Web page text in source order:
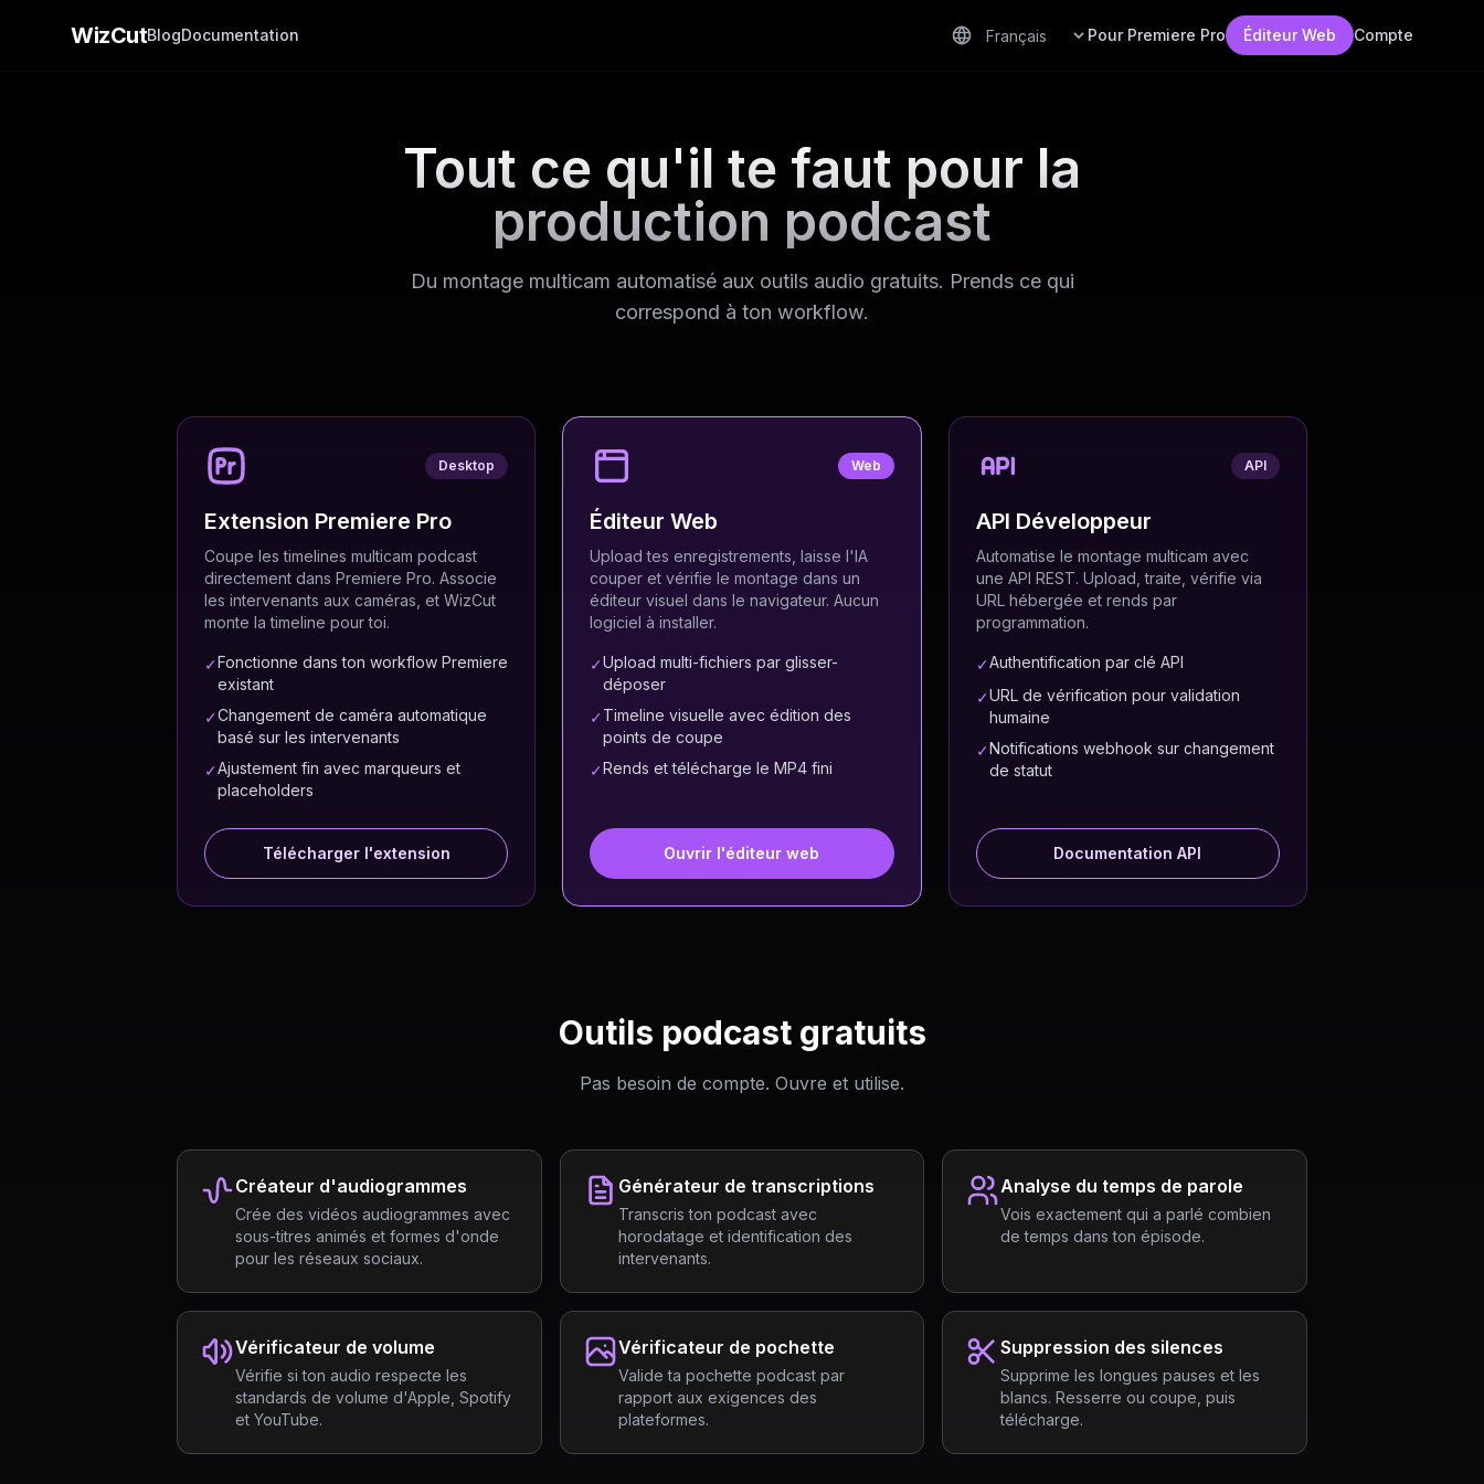
WizCutBlogDocumentation Pour Premiere Pro Éditeur Web Compte
Tout ce qu'il te faut pour la
production podcast
Du montage multicam automatisé aux outils audio gratuits. Prends ce qui
correspond à ton workflow.
Desktop
Extension Premiere Pro
Coupe les timelines multicam podcast
directement dans Premiere Pro. Associe
les intervenants aux caméras, et WizCut
monte la timeline pour toi.
✓Fonctionne dans ton workflow Premiere
existant
✓Changement de caméra automatique
basé sur les intervenants
✓Ajustement fin avec marqueurs et
placeholders
Télécharger l'extension
Web
Éditeur Web
Upload tes enregistrements, laisse l'IA
couper et vérifie le montage dans un
éditeur visuel dans le navigateur. Aucun
logiciel à installer.
✓Upload multi-fichiers par glisser-
déposer
✓Timeline visuelle avec édition des
points de coupe
✓Rends et télécharge le MP4 fini
Ouvrir l'éditeur web
API
API Développeur
Automatise le montage multicam avec
une API REST. Upload, traite, vérifie via
URL hébergée et rends par
programmation.
✓Authentification par clé API
✓URL de vérification pour validation
humaine
✓Notifications webhook sur changement
de statut
Documentation API
Outils podcast gratuits
Pas besoin de compte. Ouvre et utilise.
Créateur d'audiogrammes
Crée des vidéos audiogrammes avec
sous-titres animés et formes d'onde
pour les réseaux sociaux.
Générateur de transcriptions
Transcris ton podcast avec
horodatage et identification des
intervenants.
Analyse du temps de parole
Vois exactement qui a parlé combien
de temps dans ton épisode.
Vérificateur de volume
Vérifie si ton audio respecte les
standards de volume d'Apple, Spotify
et YouTube.
Vérificateur de pochette
Valide ta pochette podcast par
rapport aux exigences des
plateformes.
Suppression des silences
Supprime les longues pauses et les
blancs. Resserre ou coupe, puis
télécharge.